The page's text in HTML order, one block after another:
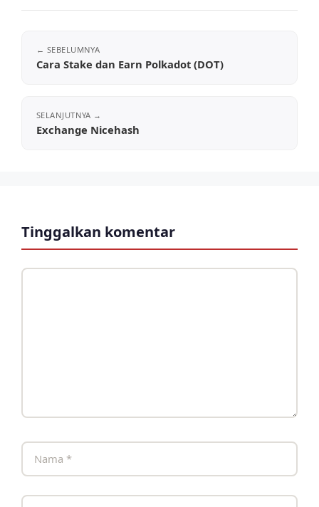
Cara Stake dan Earn Polkadot (DOT)
Exchange Nicehash
Tinggalkan komentar
Komentar
Nama
Surel
Situs